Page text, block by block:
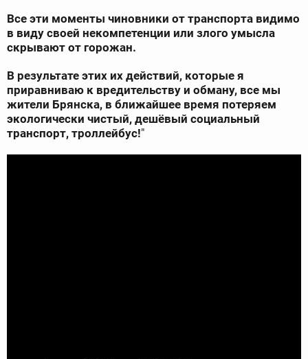
Все эти моменты чиновники от транспорта видимо
в виду своей некомпетенции или злого умысла
скрывают от горожан.
В результате этих их действий, которые я
приравниваю к вредительству и обману, все мы
жители Брянска, в ближайшее время потеряем
экологически чистый, дешёвый социальный
транспорт, троллейбус!"